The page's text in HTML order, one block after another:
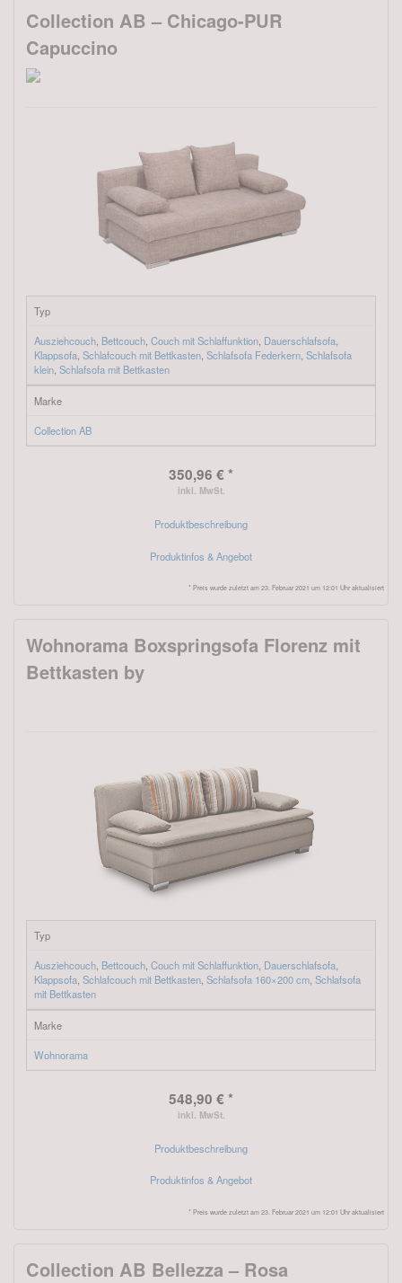
Collection AB – Chicago-PUR
Capuccino
Typ
Ausziehcouch Bettcouch Couch mit Schlaffunktion Dauerschlafsofa
Klappsofa Schlafcouch mit Bettkasten Schlafsofa Federkern Schlafsofa
klein Schlafsofa mit Bettkasten
Marke
Collection AB
350,96 € *
inkl. MwSt.
Produktbeschreibung
Produktinfos & Angebot
* Preis wurde zuletzt am 23. Februar 2021 um 12:01 Uhr aktualisiert
Wohnorama Boxspringsofa Florenz mit
Bettkasten by
Typ
Ausziehcouch Bettcouch Couch mit Schlaffunktion Dauerschlafsofa
Klappsofa Schlafcouch mit Bettkasten Schlafsofa 160×200 cm Schlafsofa
mit Bettkasten
Marke
Wohnorama
548,90 € *
inkl. MwSt.
Produktbeschreibung
Produktinfos & Angebot
* Preis wurde zuletzt am 23. Februar 2021 um 12:01 Uhr aktualisiert
Collection AB Bellezza – Rosa